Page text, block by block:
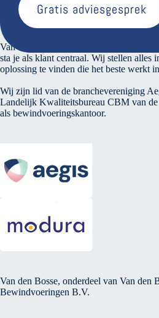
Gratis adviesgesprek
Over ons
Van den Bosse voert verantwoord
sta je als klant centraal. Wij stellen alles
oplossing te vinden die het beste werkt
Wij zijn lid van de branchevereniging
Landelijk Kwaliteitsbureau CBM van de
als bewindvoeringskantoor.
Van den Bosse, onderdeel van Van den
Bewindvoeringen B.V.